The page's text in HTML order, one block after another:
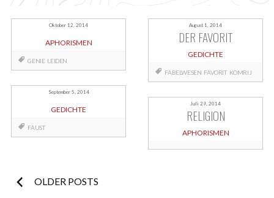
Oktober 12, 2014
APHORISMEN
GENIE LEIDEN
September 5, 2014
GEDICHTE
FAUST
August 1, 2014
DER FAVORIT
GEDICHTE
FABELWESEN FAVORIT KOMRIJ
Juli 29, 2014
RELIGION
APHORISMEN
PostsOLDER POSTS